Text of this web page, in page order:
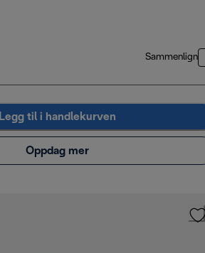
Sammenlign
Legg til i handlekurven
Oppdag mer